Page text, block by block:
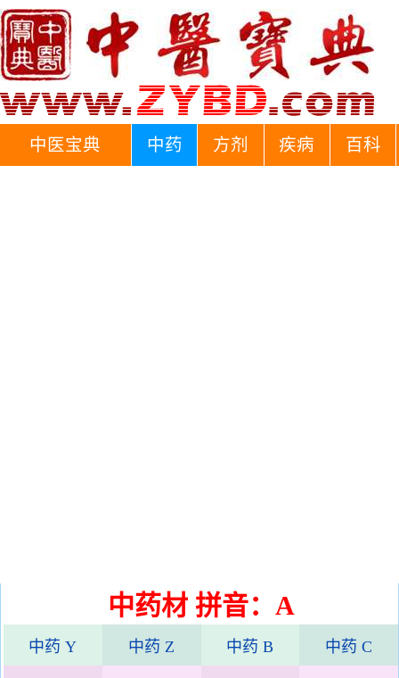
中医宝典 中药 方剂 疾病 百科
中药材 拼音：A
中药 Y 中药 Z 中药 B 中药 C